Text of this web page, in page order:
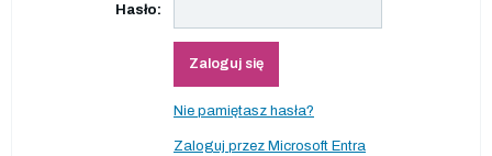
Hasło:
Zaloguj się
Nie pamiętasz hasła?
Zaloguj przez Microsoft Entra